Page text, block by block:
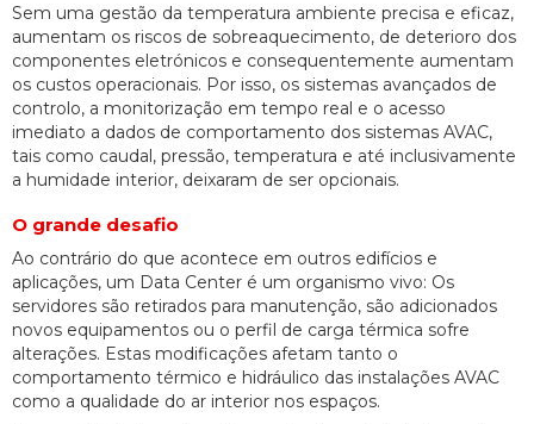
Sem uma gestão da temperatura ambiente precisa e eficaz,
aumentam os riscos de sobreaquecimento, de deterioro dos
componentes eletrónicos e consequentemente aumentam
os custos operacionais. Por isso, os sistemas avançados de
controlo, a monitorização em tempo real e o acesso
imediato a dados de comportamento dos sistemas AVAC,
tais como caudal, pressão, temperatura e até inclusivamente
a humidade interior, deixaram de ser opcionais.
O grande desafio
Ao contrário do que acontece em outros edifícios e
aplicações, um Data Center é um organismo vivo: Os
servidores são retirados para manutenção, são adicionados
novos equipamentos ou o perfil de carga térmica sofre
alterações. Estas modificações afetam tanto o
comportamento térmico e hidráulico das instalações AVAC
como a qualidade do ar interior nos espaços.